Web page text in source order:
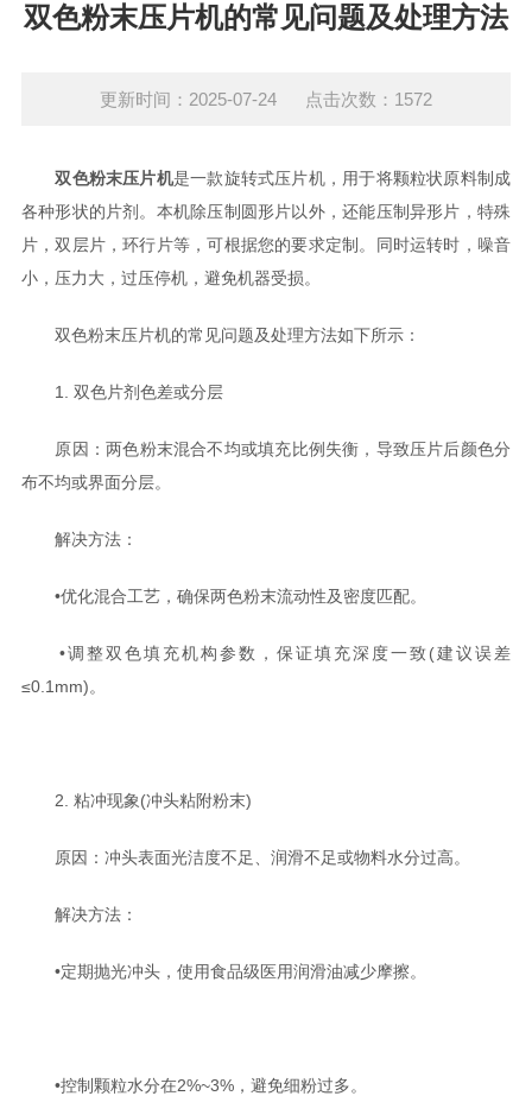
双色粉末压片机的常见问题及处理方法
更新时间：2025-07-24 点击次数：1572
双色粉末压片机是一款旋转式压片机，用于将颗粒状原料制成
各种形状的片剂。本机除压制圆形片以外，还能压制异形片，特殊
片，双层片，环行片等，可根据您的要求定制。同时运转时，噪音
小，压力大，过压停机，避免机器受损。
双色粉末压片机的常见问题及处理方法如下所示：
1. 双色片剂色差或分层‌
原因‌：两色粉末混合不均或填充比例失衡，导致压片后颜色分
布不均或界面分层‌。
解决方法‌：
•优化混合工艺，确保两色粉末流动性及密度匹配‌。
•调整双色填充机构参数，保证填充深度一致(建议误差
≤0.1mm)‌。
2. 粘冲现象(冲头粘附粉末)‌
原因‌：冲头表面光洁度不足、润滑不足或物料水分过高‌。
解决方法‌：
•定期抛光冲头，使用食品级医用润滑油减少摩擦‌。
•控制颗粒水分在2%~3%，避免细粉过多。